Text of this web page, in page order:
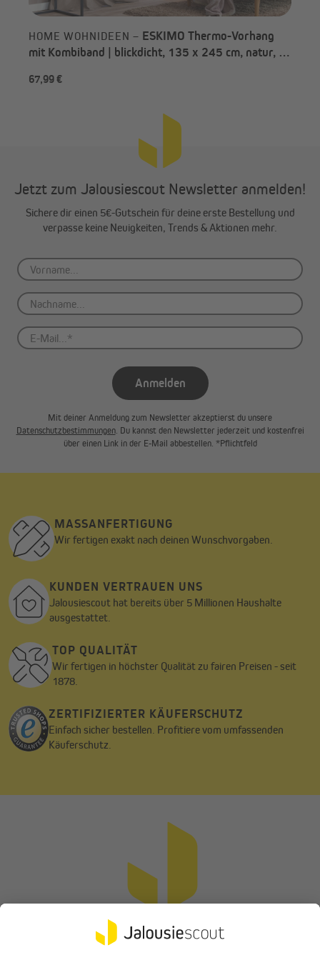
Einfache Montage mit Kombiband
Mit dem Kombiband wird das Aufhängen des Vorhangs zum
Kinderspiel. Nutze die verdeckt eingenähten Schlaufen für deine
den Vorhang mit Gardinengleitern in deine Gardinenschiene oder
deine Gardinenstange mit Innenlauf (Gleiter nicht im
Lieferumfang enthalten).
Pflegehinweise
Der Vorhangschal kann bei 30°C im Schonwaschgang gewaschen
Privatsphäre - bestelle jetzt den Vorhang mit Kombiband und
HOME WOHNIDEEN – ESKIMO Thermo-Vorhang
mit Kombiband | blickdicht, 135 x 245 cm, natur, 2
67,99 €
Jetzt zum Jalousiescout Newsletter anmelden!
Sichere dir einen 5€-Gutschein für deine erste Bestellung und
verpasse keine Neuigkeiten, Trends & Aktionen mehr.
Anmelden
Mit deiner Anmeldung zum Newsletter akzeptierst du unsere
Datenschutzbestimmungen. Du kannst den Newsletter jederzeit und kostenfrei
über einen Link in der E-Mail abbestellen. *Pflichtfeld
MASSANFERTIGUNG
Wir fertigen exakt nach deinen Wunschvorgaben.
KUNDEN VERTRAUEN UNS
Jalousiescout hat bereits über 5 Millionen Haushalte
ausgestattet.
TOP QUALITÄT
Wir fertigen in höchster Qualität zu fairen Preisen - seit
1878.
ZERTIFIZIERTER KÄUFERSCHUTZ
Einfach sicher bestellen. Profitiere vom umfassenden
Käuferschutz.